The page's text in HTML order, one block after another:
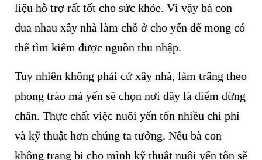
liệu hỗ trợ rất tốt cho sức khỏe. Vì vậy bà con
đua nhau xây nhà làm chỗ ở cho yến để mong có
thể tìm kiếm được nguồn thu nhập.
Tuy nhiên không phải cứ xây nhà, làm trâng theo
phong trào mà yến sẽ chọn nơi đây là điểm dừng
chân. Thực chất việc nuôi yến tốn nhiều chi phí
và kỹ thuật hơn chúng ta tưởng. Nếu bà con
không trang bị cho mình kỹ thuật nuôi yến tốn sẽ